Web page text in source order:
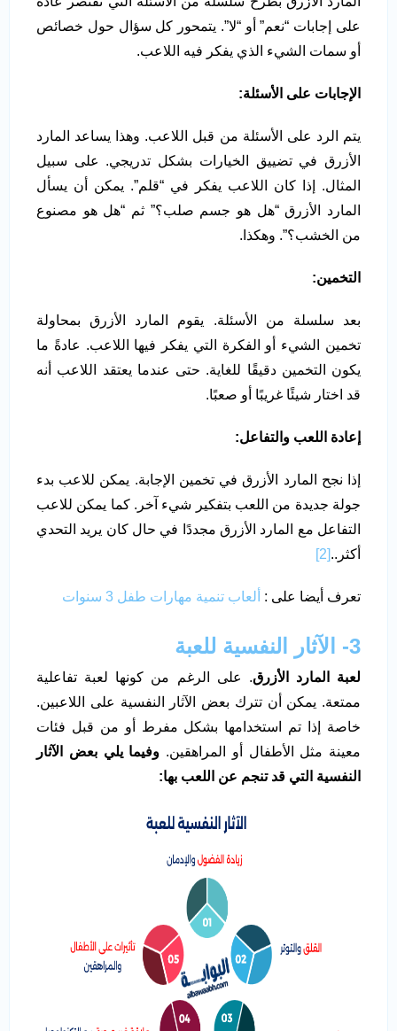
على إجابات “نعم” أو “لا”. يتمحور كل سؤال حول خصائص
أو سمات الشيء الذي يفكر فيه اللاعب.
الإجابات على الأسئلة:
يتم الرد على الأسئلة من قبل اللاعب. وهذا يساعد المارد
الأزرق في تضييق الخيارات بشكل تدريجي. على سبيل
المثال. إذا كان اللاعب يفكر في “قلم”. يمكن أن يسأل
المارد الأزرق “هل هو جسم صلب؟” ثم “هل هو مصنوع
من الخشب؟”. وهكذا.
التخمين:
بعد سلسلة من الأسئلة. يقوم المارد الأزرق بمحاولة
تخمين الشيء أو الفكرة التي يفكر فيها اللاعب. عادةً ما
يكون التخمين دقيقًا للغاية. حتى عندما يعتقد اللاعب أنه
قد اختار شيئًا غريبًا أو صعبًا.
إعادة اللعب والتفاعل:
إذا نجح المارد الأزرق في تخمين الإجابة. يمكن للاعب بدء
جولة جديدة من اللعب بتفكير شيء آخر. كما يمكن للاعب
التفاعل مع المارد الأزرق مجددًا في حال كان يريد التحدي
أكثر..[2]
تعرف أيضا على : ألعاب تنمية مهارات طفل 3 سنوات
3- الآثار النفسية للعبة
لعبة المارد الأزرق. على الرغم من كونها لعبة تفاعلية
ممتعة. يمكن أن تترك بعض الآثار النفسية على اللاعبين.
خاصة إذا تم استخدامها بشكل مفرط أو من قبل فئات
معينة مثل الأطفال أو المراهقين. وفيما يلي بعض الآثار
النفسية التي قد تنجم عن اللعب بها: